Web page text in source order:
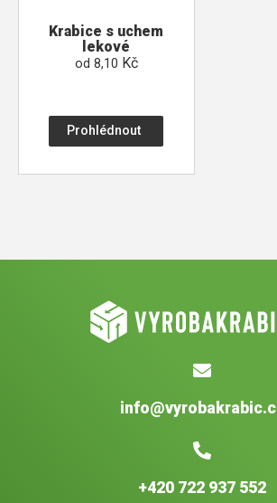
Krabice s uchem
lekové
od 8,10 Kč
Prohlédnout
+420 722 937 552